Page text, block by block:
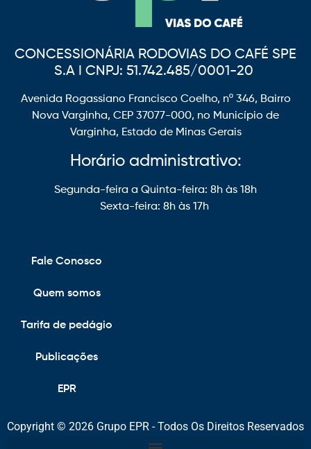
CONCESSIONÁRIA RODOVIAS DO CAFÉ SPE
S.A I CNPJ: 51.742.485/0001-20
Avenida Rogassiano Francisco Coelho, nº 346, Bairro
Nova Varginha, CEP 37077-000, no Município de
Varginha, Estado de Minas Gerais
Horário administrativo:
Segunda-feira a Quinta-feira: 8h às 18h
Sexta-feira: 8h às 17h
Fale Conosco
Quem somos
Tarifa de pedágio
Publicações
EPR
Copyright © 2026 Grupo EPR - Todos Os Direitos Reservados